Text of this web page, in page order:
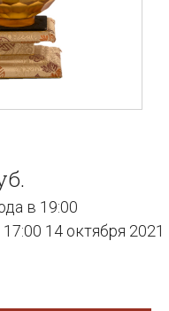
в 19:00
14 октября 2021